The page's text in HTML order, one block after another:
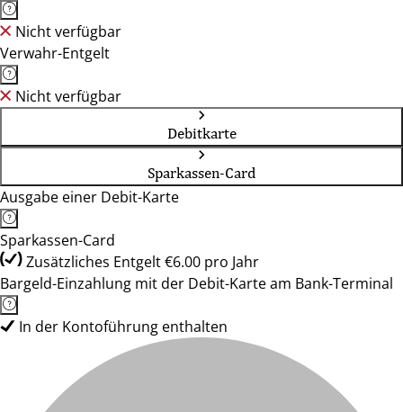
Nicht verfügbar
Verwahr-Entgelt
Nicht verfügbar
Debitkarte
Sparkassen-Card
Ausgabe einer Debit-Karte
Sparkassen-Card
Zusätzliches Entgelt €6.00 pro Jahr
Bargeld-Einzahlung mit der Debit-Karte am Bank-Terminal
In der Kontoführung enthalten